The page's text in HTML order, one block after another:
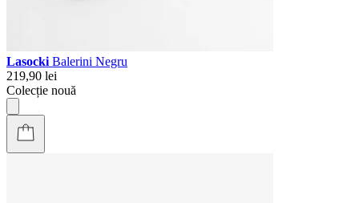
Lasocki Balerini Negru
219,90 lei
Colecție nouă